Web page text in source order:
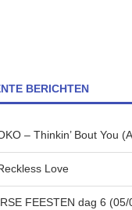
BERICHTEN
– Thinkin’ Bout You
Love
FEESTEN dag 6